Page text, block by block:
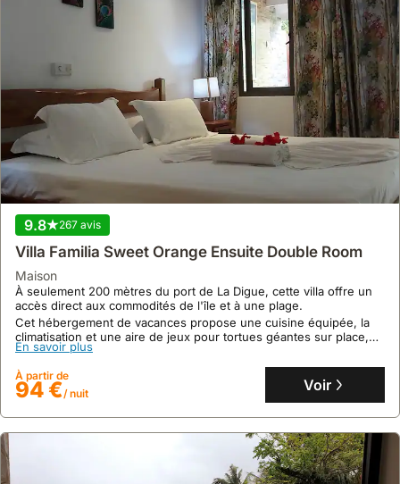
9.8 267 avis
Villa Familia Sweet Orange Ensuite Double Room
maison
À seulement 200 mètres du port de La Digue, cette villa offre un
accès direct aux commodités de l'île et à une plage.
Cet hébergement de vacances propose une cuisine équipée, la
climatisation et une aire de jeux pour tortues géantes sur place,
avec location de vélos disponible.
En savoir plus
À partir de
94 €/ nuit Voir